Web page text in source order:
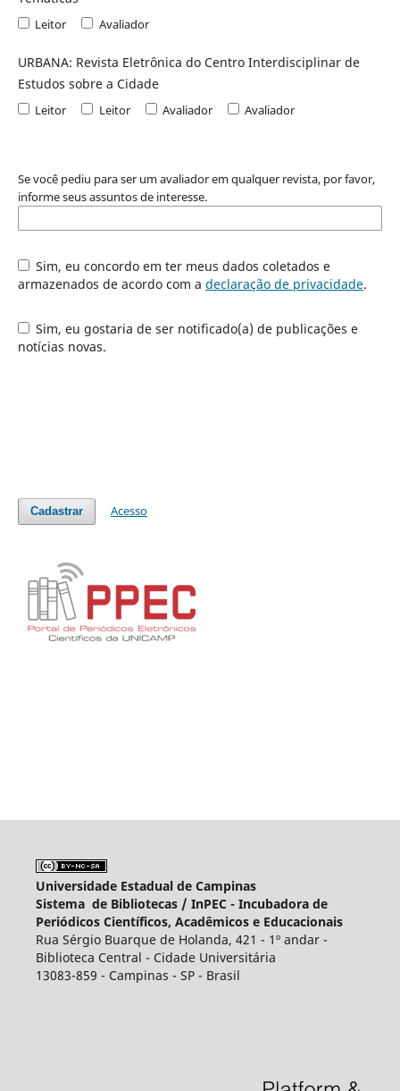
Leitor Avaliador
URBANA: Revista Eletrônica do Centro Interdisciplinar de
Estudos sobre a Cidade
Leitor Leitor Avaliador Avaliador
Se você pediu para ser um avaliador em qualquer revista, por favor,
informe seus assuntos de interesse.
Sim, eu concordo em ter meus dados coletados e
armazenados de acordo com a declaração de privacidade.
Sim, eu gostaria de ser notificado(a) de publicações e
notícias novas.
Cadastrar Acesso
Universidade Estadual de Campinas
Sistema de Bibliotecas / InPEC - Incubadora de
Periódicos Científicos, Acadêmicos e Educacionais
Rua Sérgio Buarque de Holanda, 421 - 1º andar -
Biblioteca Central - Cidade Universitária
13083-859 - Campinas - SP - Brasil